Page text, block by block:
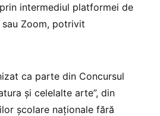
intermediul platformei de
Zoom, potrivit
ca parte din Concursul
și celelalte arte”, din
școlare naționale fără